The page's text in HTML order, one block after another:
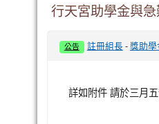
行天宮助學金與急
公告 註冊組長- 獎助學
詳如附件 請於三月